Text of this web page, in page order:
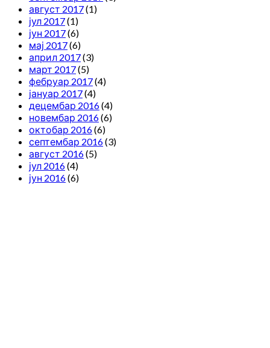
август 2017(1)
јул 2017(1)
јун 2017(6)
мај 2017(6)
април 2017(3)
март 2017(5)
фебруар 2017(4)
јануар 2017(4)
децембар 2016(4)
новембар 2016(6)
октобар 2016(6)
септембар 2016(3)
август 2016(5)
јул 2016(4)
јун 2016(6)